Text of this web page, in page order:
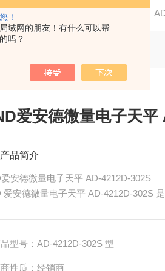
！
域网的朋友！有什么可以帮
吗？
爱安德微量电子天平
产品简介
安德微量电子天平 AD-4212D-302S
爱安德微量电子天平 AD-4212D-302S
能力：320 克。
校准重量值：10 克、20 克、50 克、
型号：AD-4212D-302S 型
性质：经销商